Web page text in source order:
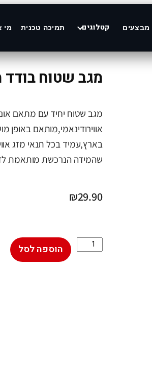
מבצעים קטלוגים תמיכה טכנית מי
מגב שטוח בודד
מגב שטוח יחיד עם מתאם
בארץ,עמיד בכל תנאי מזג
שהמידה הנרכשת מותאמת
₪29.90
הוספה לסל